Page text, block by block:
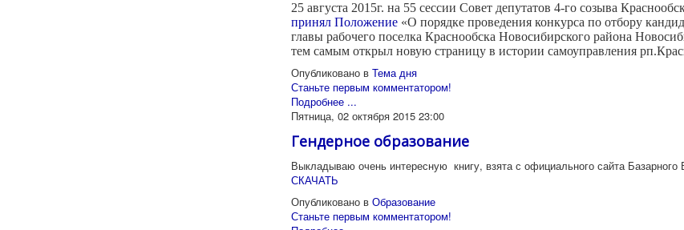
25 августа 2015г. на 55 сессии Совет депутатов 4-го созыва
принял Положение«О порядке проведения конкурса по отбору
главы рабочего поселка Краснообска Новосибирского района
тем самым открыл новую страницу в истории самоуправления
Опубликовано в Тема дня
Станьте первым комментатором!
Подробнее ...
Пятница, 02 октября 2015 23:00
Гендерное образование
Выкладываю очень интересную книгу, взята с официального сайта Базарного
СКАЧАТЬ
Опубликовано в Образование
Станьте первым комментатором!